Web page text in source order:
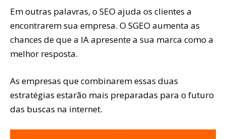
Em outras palavras, o SEO ajuda os clientes a
encontrarem sua empresa. O SGEO aumenta as
chances de que a IA apresente a sua marca como a
melhor resposta.
As empresas que combinarem essas duas
estratégias estarão mais preparadas para o futuro
das buscas na internet.